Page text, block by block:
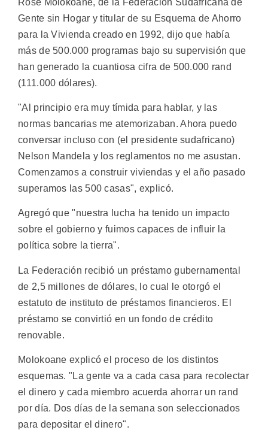
Gente sin Hogar y titular de su Esquema de Ahorro
para la Vivienda creado en 1992, dijo que había
más de 500.000 programas bajo su supervisión que
han generado la cuantiosa cifra de 500.000 rand
(111.000 dólares).
"Al principio era muy tímida para hablar, y las
normas bancarias me atemorizaban. Ahora puedo
conversar incluso con (el presidente sudafricano)
Nelson Mandela y los reglamentos no me asustan.
Comenzamos a construir viviendas y el año pasado
superamos las 500 casas", explicó.
Agregó que "nuestra lucha ha tenido un impacto
sobre el gobierno y fuimos capaces de influir la
política sobre la tierra".
La Federación recibió un préstamo gubernamental
de 2,5 millones de dólares, lo cual le otorgó el
estatuto de instituto de préstamos financieros. El
préstamo se convirtió en un fondo de crédito
renovable.
Molokoane explicó el proceso de los distintos
esquemas. "La gente va a cada casa para recolectar
el dinero y cada miembro acuerda ahorrar un rand
por día. Dos días de la semana son seleccionados
para depositar el dinero".